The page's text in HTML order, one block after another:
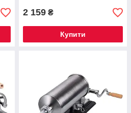
2 159 ₴
Купити